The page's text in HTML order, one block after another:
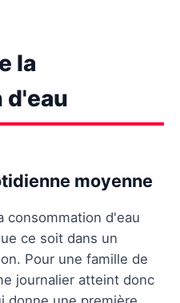
la
d'eau
moyenne
consommation d'eau
ce soit dans un
Pour une famille de
journalier atteint donc